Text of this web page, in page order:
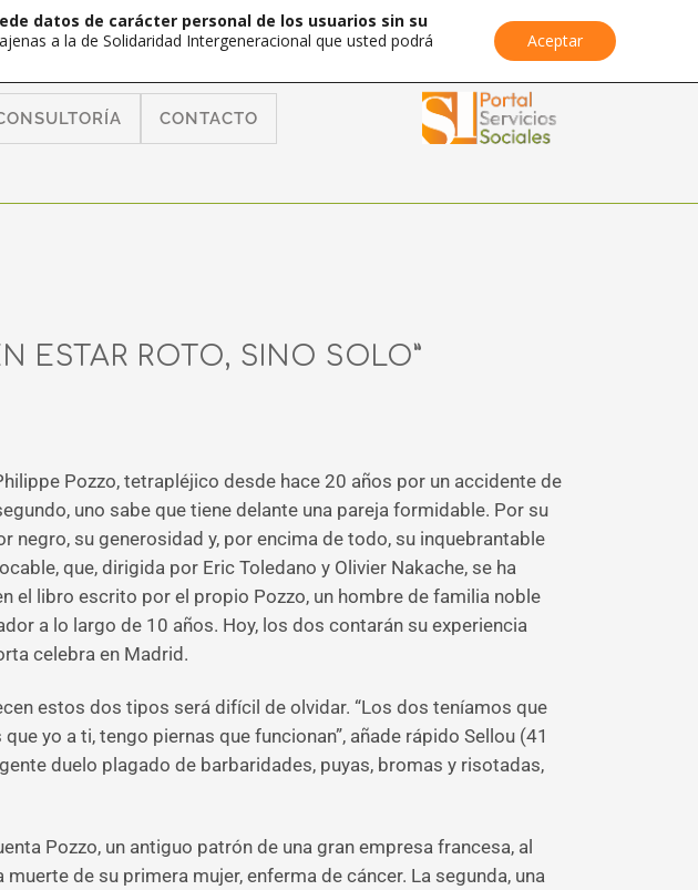
CONTACTO
ESTAR ROTO, SINO SOLO”
Pozzo, tetrapléjico desde hace 20 años por un accidente de
uno sabe que tiene delante una pareja formidable. Por su
negro, su generosidad y, por encima de todo, su inquebrantable
que, dirigida por Eric Toledano y Olivier Nakache, se ha
el libro escrito por el propio Pozzo, un hombre de familia noble
a lo largo de 10 años. Hoy, los dos contarán su experiencia
celebra en Madrid.
estos dos tipos será difícil de olvidar. “Los dos teníamos que
yo a ti, tengo piernas que funcionan”, añade rápido Sellou (41
duelo plagado de barbaridades, puyas, bromas y risotadas,
Pozzo, un antiguo patrón de una gran empresa francesa, al
de su primera mujer, enferma de cáncer. La segunda, una
datos de carácter personal de los usuarios sin su
a la de Solidaridad Intergeneracional que usted podrá
Aceptar